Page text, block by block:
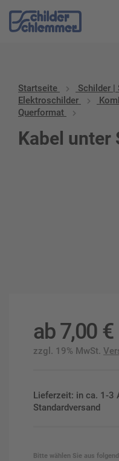
Startseite
Schilder |
Elektroschilder
Querformat
Kabel unter
ab7,00 €
zzgl. 19% MwSt.
Lieferzeit: in ca. 1-3
Standardversand
Bitte wählen Sie aus